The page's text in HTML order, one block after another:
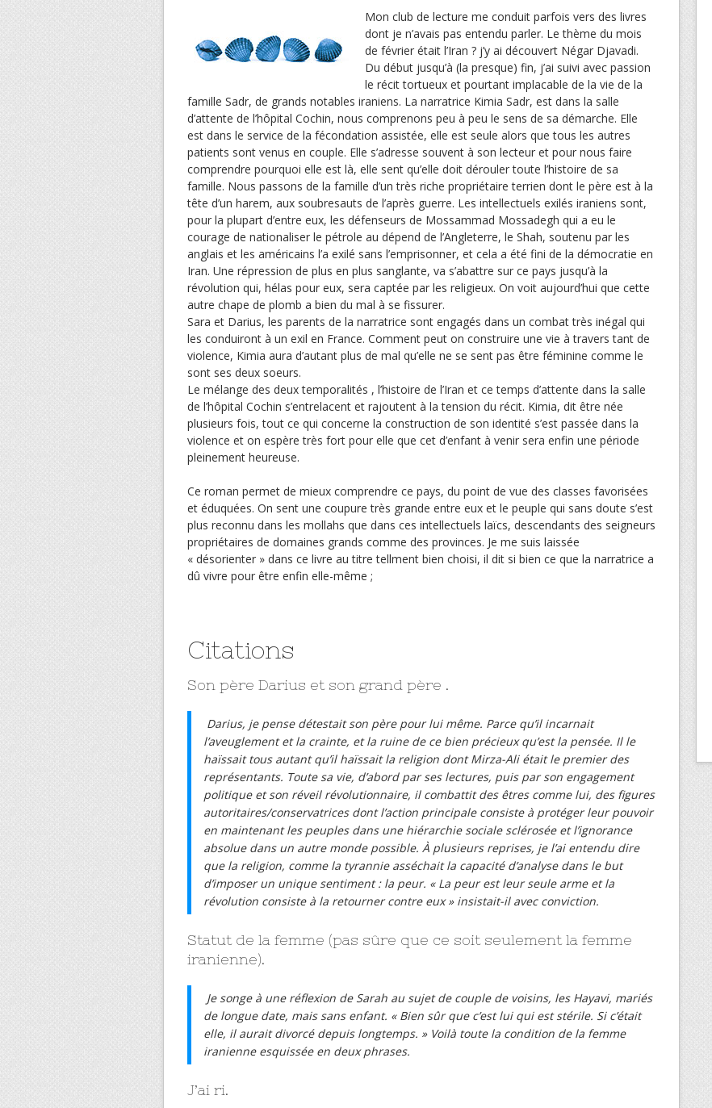
Mon club de lecture me conduit parfois vers des livres
dont je n’avais pas entendu parler. Le thème du mois
de février était l’Iran ? j’y ai découvert Négar Djavadi.
Du début jusqu’à (la presque) fin, j’ai suivi avec passion
le récit tortueux et pourtant implacable de la vie de la
famille Sadr, de grands notables iraniens. La narratrice Kimia Sadr, est dans la salle
d’attente de l’hôpital Cochin, nous comprenons peu à peu le sens de sa démarche. Elle
est dans le service de la fécondation assistée, elle est seule alors que tous les autres
patients sont venus en couple. Elle s’adresse souvent à son lecteur et pour nous faire
comprendre pourquoi elle est là, elle sent qu’elle doit dérouler toute l’histoire de sa
famille. Nous passons de la famille d’un très riche propriétaire terrien dont le père est à la
tête d’un harem, aux soubresauts de l’après guerre. Les intellectuels exilés iraniens sont,
pour la plupart d’entre eux, les défenseurs de Mossammad Mossadegh qui a eu le
courage de nationaliser le pétrole au dépend de l’Angleterre, le Shah, soutenu par les
anglais et les américains l’a exilé sans l’emprisonner, et cela a été fini de la démocratie en
Iran. Une répression de plus en plus sanglante, va s’abattre sur ce pays jusqu’à la
révolution qui, hélas pour eux, sera captée par les religieux. On voit aujourd’hui que cette
autre chape de plomb a bien du mal à se fissurer.
Sara et Darius, les parents de la narratrice sont engagés dans un combat très inégal qui
les conduiront à un exil en France. Comment peut on construire une vie à travers tant de
violence, Kimia aura d’autant plus de mal qu’elle ne se sent pas être féminine comme le
sont ses deux soeurs.
Le mélange des deux temporalités , l’histoire de l’Iran et ce temps d’attente dans la salle
de l’hôpital Cochin s’entrelacent et rajoutent à la tension du récit. Kimia, dit être née
plusieurs fois, tout ce qui concerne la construction de son identité s’est passée dans la
violence et on espère très fort pour elle que cet d’enfant à venir sera enfin une période
pleinement heureuse.
Ce roman permet de mieux comprendre ce pays, du point de vue des classes favorisées
et éduquées. On sent une coupure très grande entre eux et le peuple qui sans doute s’est
plus reconnu dans les mollahs que dans ces intellectuels laïcs, descendants des seigneurs
propriétaires de domaines grands comme des provinces. Je me suis laissée
« désorienter » dans ce livre au titre tellment bien choisi, il dit si bien ce que la narratrice a
dû vivre pour être enfin elle-même ;
Citations
Son père Darius et son grand père .
Darius, je pense détestait son père pour lui même. Parce qu’il incarnait
l’aveuglement et la crainte, et la ruine de ce bien précieux qu’est la pensée. Il le
haïssait tous autant qu’il haïssait la religion dont Mirza-Ali était le premier des
représentants. Toute sa vie, d’abord par ses lectures, puis par son engagement
politique et son réveil révolutionnaire, il combattit des êtres comme lui, des figures
autoritaires/conservatrices dont l’action principale consiste à protéger leur pouvoir
en maintenant les peuples dans une hiérarchie sociale sclérosée et l’ignorance
absolue dans un autre monde possible. À plusieurs reprises, je l’ai entendu dire
que la religion, comme la tyrannie asséchait la capacité d’analyse dans le but
d’imposer un unique sentiment : la peur. « La peur est leur seule arme et la
révolution consiste à la retourner contre eux » insistait-il avec conviction.
Statut de la femme (pas sûre que ce soit seulement la femme
iranienne).
Je songe à une réflexion de Sarah au sujet de couple de voisins, les Hayavi, mariés
de longue date, mais sans enfant. « Bien sûr que c’est lui qui est stérile. Si c’était
elle, il aurait divorcé depuis longtemps. » Voilà toute la condition de la femme
iranienne esquissée en deux phrases.
J’ai ri.